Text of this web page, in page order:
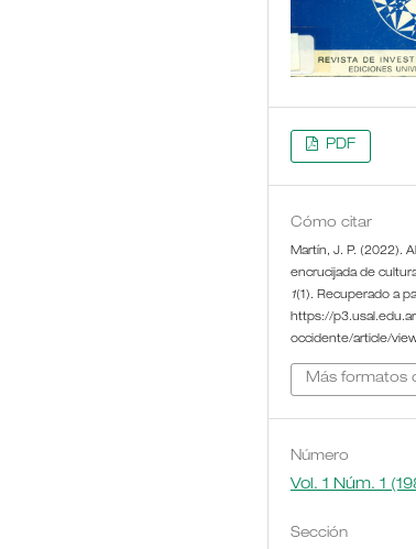
PDF
Cómo citar
Martín, J. P. (2022).
encrucijada de
1(1). Recuperado a
https://
occidente/article/
Más formatos
Número
Vol. 1 Núm. 1
Sección